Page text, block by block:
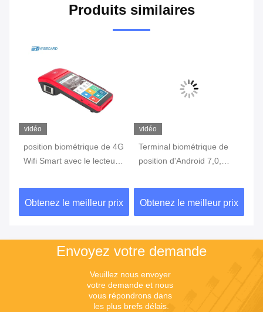
Produits similaires
vidéo
position biométrique de 4G
Wifi Smart avec le lecteur
Touch Screen
Obtenez le meilleur prix
vidéo
Terminal biométrique de
position d'Android 7,0,
position avec l'imprimante
Built In Battery
Obtenez le meilleur prix
Envoyez votre demande
Veuillez nous envoyer
votre demande et nous
vous répondrons dans
les plus brefs délais.